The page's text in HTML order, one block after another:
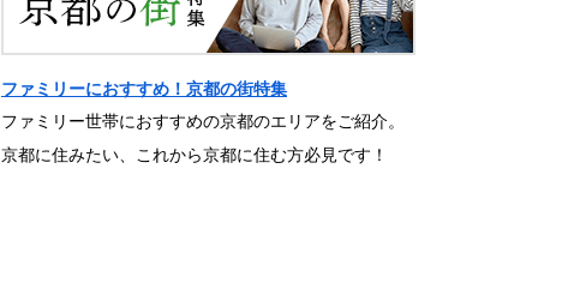
ファミリーにおすすめ！京都の街特集
ファミリー世帯におすすめの京都のエリアをご紹介。
京都に住みたい、これから京都に住む方必見です！